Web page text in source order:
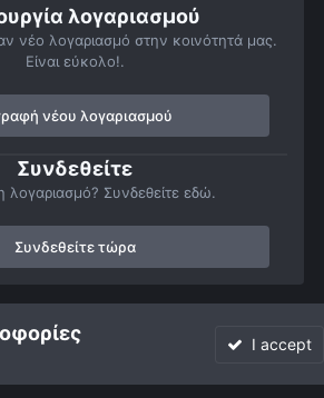
λογαριασμού
νέο λογαριασμό στην κοινότητά μας.
Είναι εύκολο!.
νέου λογαριασμού
Συνδεθείτε
λογαριασμό? Συνδεθείτε εδώ.
Συνδεθείτε τώρα
Πορτρέτα του ουρανού
I accept